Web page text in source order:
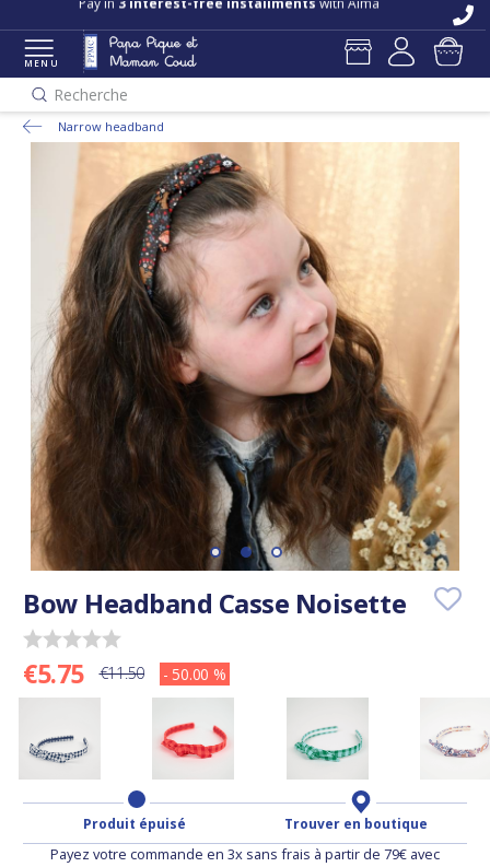
Pay in 3 interest-free installments with Alma
MENU
Recherche
Narrow headband
Bow Headband Casse Noisette
€5.75 €11.50 - 50.00 %
Produit épuisé Trouver en boutique
Payez votre commande en 3x sans frais à partir de 79€ avec